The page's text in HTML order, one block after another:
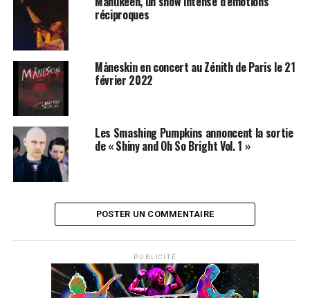
réciproques
Måneskin en concert au Zénith de Paris le 21
février 2022
Les Smashing Pumpkins annoncent la sortie
de « Shiny and Oh So Bright Vol. 1 »
POSTER UN COMMENTAIRE
PUBLICITÉ